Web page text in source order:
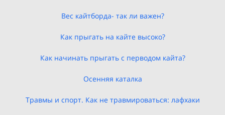
Вес кайтборда- так ли важен?
Как прыгать на кайте высоко?
Как начинать прыгать с перводом кайта?
Осенняя каталка
Травмы и спорт. Как не травмироваться: лафхаки